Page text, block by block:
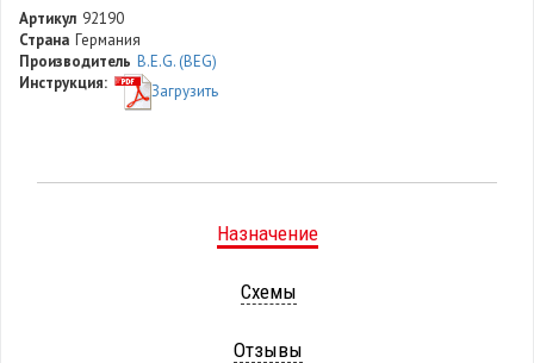
Артикул 92190
Страна Германия
Производитель B.E.G. (BEG)
Инструкция:
Загрузить
Назначение
Схемы
Отзывы